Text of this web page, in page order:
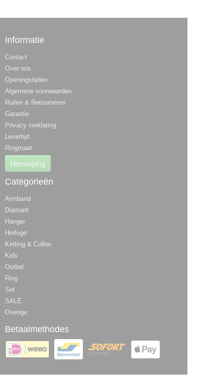
Informatie
Contact
Over ons
Openingstijden
Algemene voorwaarden
Ruilen & Retourneren
Garantie
Privacy verklaring
Levertijd
Ringmaat
Herroeping
Categorieën
Armband
Diamant
Hanger
Horloge
Ketting & Collier
Kids
Oorbel
Ring
Set
SALE
Overige
Betaalmethodes